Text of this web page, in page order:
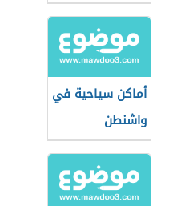
أماكن سياحية في
واشنطن